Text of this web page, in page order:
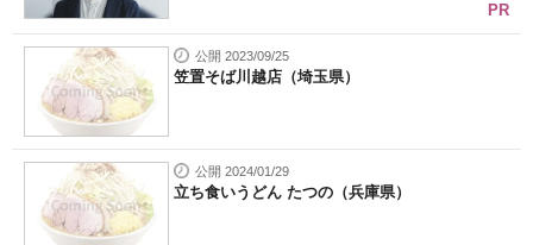
PR
公開 2023/09/25
笠置そば川越店（埼玉県）
公開 2024/01/29
立ち食いうどん たつの（兵庫県）